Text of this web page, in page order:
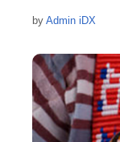
by Admin iDX